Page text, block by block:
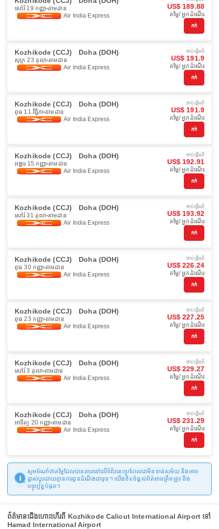
សៅរ៍ 19 កញ្ញា តាមដាន
Air India Express
US$ 189.88
តម្លៃ/ អ្នកដំណើរ
កក់
Kozhikode (CCJ) Doha (DOH)
សុក្រ 23 តុលា តាមដាន
Air India Express
ចាប់ផ្ដើមពី
US$ 191.9
តម្លៃ/ អ្នកដំណើរ
កក់
Kozhikode (CCJ) Doha (DOH)
ពុធ 11 វិច្ឆិកា តាមដាន
Air India Express
ចាប់ផ្ដើមពី
US$ 191.9
តម្លៃ/ អ្នកដំណើរ
កក់
Kozhikode (CCJ) Doha (DOH)
អង្គារ 15 កញ្ញា តាមដាន
Air India Express
ចាប់ផ្ដើមពី
US$ 192.91
តម្លៃ/ អ្នកដំណើរ
កក់
Kozhikode (CCJ) Doha (DOH)
សៅរ៍ 31 តុលា តាមដាន
Air India Express
ចាប់ផ្ដើមពី
US$ 193.92
តម្លៃ/ អ្នកដំណើរ
កក់
Kozhikode (CCJ) Doha (DOH)
ពុធ 30 កញ្ញា តាមដាន
Air India Express
ចាប់ផ្ដើមពី
US$ 226.24
តម្លៃ/ អ្នកដំណើរ
កក់
Kozhikode (CCJ) Doha (DOH)
ពុធ 23 កញ្ញា តាមដាន
Air India Express
ចាប់ផ្ដើមពី
US$ 227.25
តម្លៃ/ អ្នកដំណើរ
កក់
Kozhikode (CCJ) Doha (DOH)
សៅរ៍ 3 តុលា តាមដាន
Air India Express
ចាប់ផ្ដើមពី
US$ 229.27
តម្លៃ/ អ្នកដំណើរ
កក់
Kozhikode (CCJ) Doha (DOH)
អាទិត្យ 20 កញ្ញា តាមដាន
Air India Express
ចាប់ផ្ដើមពី
US$ 231.29
តម្លៃ/ អ្នកដំណើរ
កក់
សូមចំណាំថាតម្លៃដែលបានរាយនៅលើទំព័រនេះប្រហែលជាមិនទាន់សម័យ និងអាច
ផ្លាស់ប្តូរដោយគ្មានការជូនដំណឹងជាមុន។ យើងខិតខំផ្តល់ព័ត៌មានត្រឹមត្រូវ និង
បច្ចុប្បន្នបំផុត។
ព័ត៌មានជើងហោះហើរពី Kozhikode Calicut International Airport ទៅ
Hamad International Airport